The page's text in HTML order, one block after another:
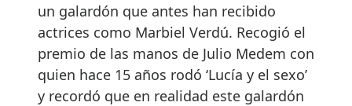
un galardón que antes han recibido
actrices como Marbiel Verdú. Recogió el
premio de las manos de Julio Medem con
quien hace 15 años rodó ‘Lucía y el sexo’
y recordó que en realidad este galardón